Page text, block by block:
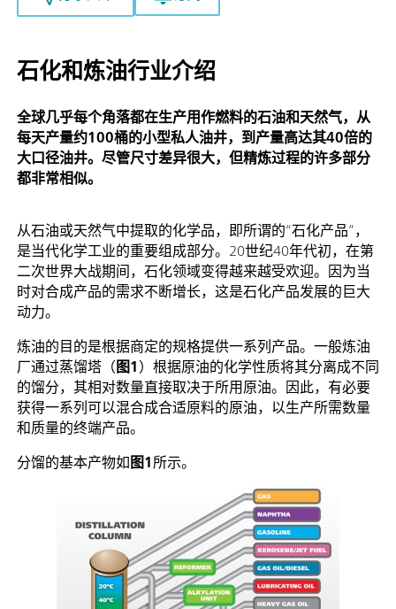
石化和炼油行业介绍
全球几乎每个角落都在生产用作燃料的石油和天然气，从
每天产量约100桶的小型私人油井，到产量高达其40倍的
大口径油井。尽管尺寸差异很大，但精炼过程的许多部分
都非常相似。
从石油或天然气中提取的化学品，即所谓的“石化产品”，
是当代化学工业的重要组成部分。20世纪40年代初，在第
二次世界大战期间，石化领域变得越来越受欢迎。因为当
时对合成产品的需求不断增长，这是石化产品发展的巨大
动力。
炼油的目的是根据商定的规格提供一系列产品。一般炼油
厂通过蒸馏塔（图1）根据原油的化学性质将其分离成不同
的馏分，其相对数量直接取决于所用原油。因此，有必要
获得一系列可以混合成合适原料的原油，以生产所需数量
和质量的终端产品。
分馏的基本产物如图1所示。